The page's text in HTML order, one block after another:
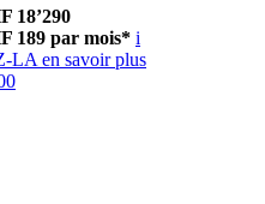
18’290
189 par mois* i
LA en savoir plus